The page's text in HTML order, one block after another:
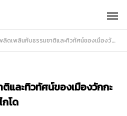
ดเพลินกับธรรมชาติและทิวทัศน์ของเมืองวักกะไนและเกาะริชิริในฮอกไกโด
และทิวทัศน์ของเมืองวักกะ
กโด